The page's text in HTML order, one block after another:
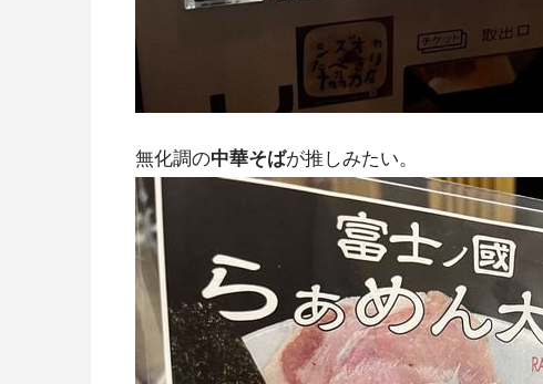
無化調の中華そばが推しみたい。